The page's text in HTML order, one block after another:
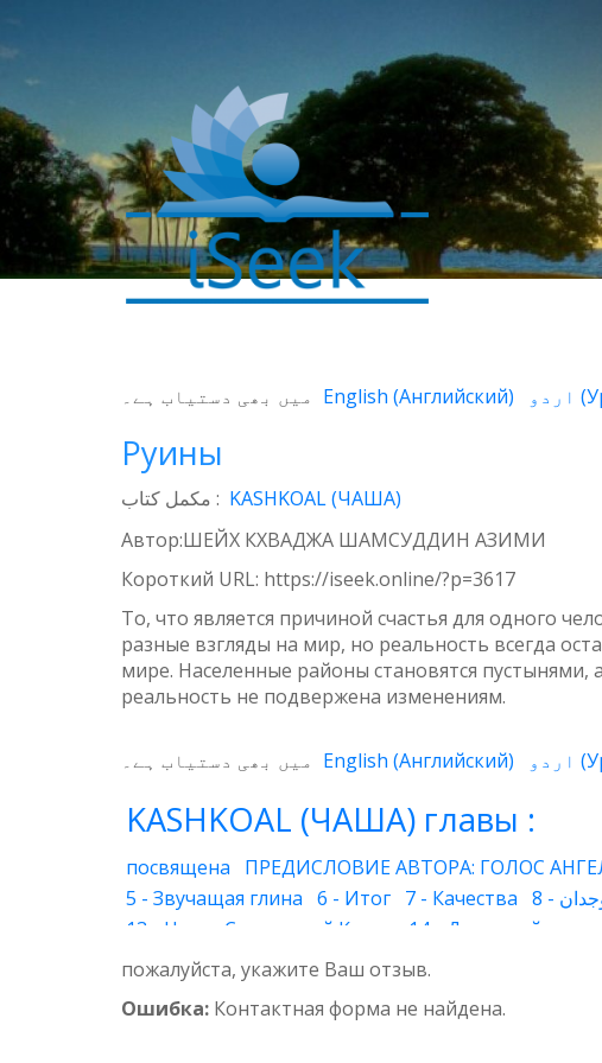
(
English (Английский) میں بھی دستیاب ہے۔
Руины
مکمل کتاب : KASHKOAL (ЧАША)
Автор:ШЕЙХ КХВАДЖА ШАМСУДДИН АЗИМИ
Короткий URL: https://iseek.online/?p=3617
То, что является причиной счастья для одного
разные взгляды на мир, но реальность всегда
мире. Населенные районы становятся
реальность не подвержена изменениям.
(
English (Английский) میں بھی دستیاب ہے۔
KASHKOAL (ЧАША) главы :
посвящена ПРЕДИСЛОВИЕ АВТОРА: ГОЛОС
5 - Звучащая глина 6 - Итог 7 - Качества وجدان
13 - Наука Священной Книги
14 - Духовный
20 - Друг Бога
21 - Супружеская жизнь
29 - Вера
30 - Воздушный шар
35 - Утренний ветерок 36 - Божественный свет и
пожалуйста, укажите Ваш отзыв.
Ошибка: Контактная форма не найдена.
WhatsApp